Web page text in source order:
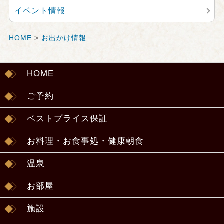
イベント情報
HOME > お出かけ情報
HOME
ご予約
ベストプライス保証
お料理・お食事処・健康朝食
温泉
お部屋
施設